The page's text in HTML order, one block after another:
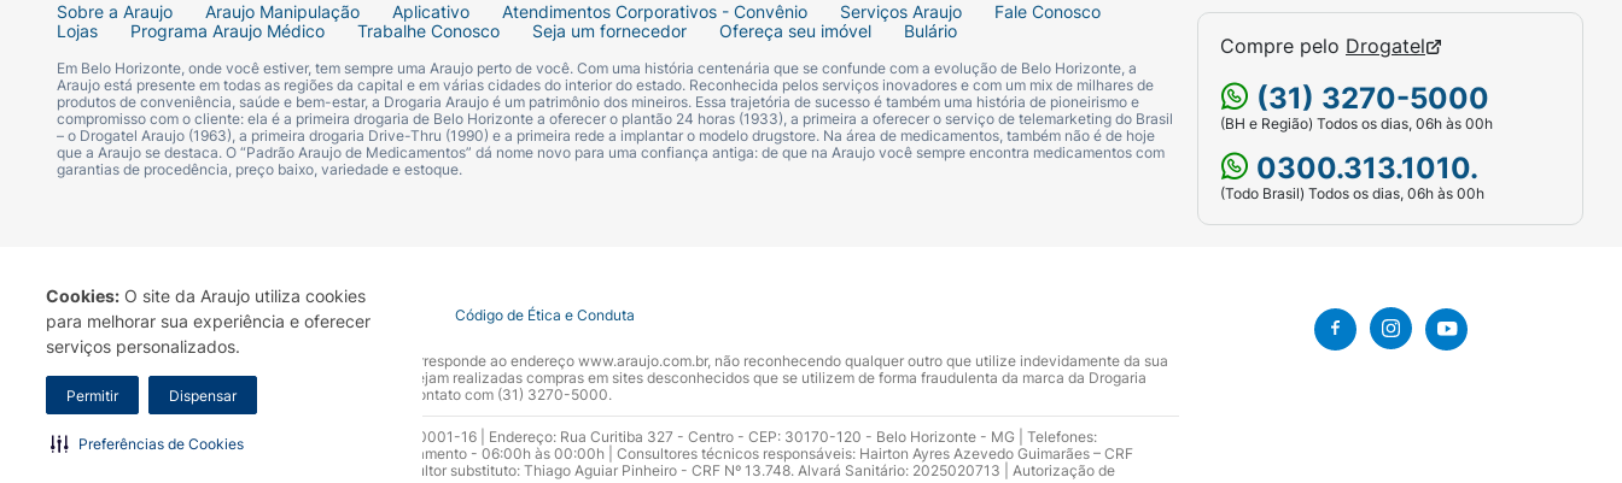
Cookies: O site da Araujo utiliza cookies
para melhorar sua experiência e oferecer
serviços personalizados.
Permitir Dispensar
Preferências de Cookies
Sobre a Araujo Araujo Manipulação Aplicativo Atendimentos Corporativos - Convênio Serviços Araujo
Fale Conosco
Lojas
Programa Araujo Médico Trabalhe Conosco Seja um fornecedor Ofereça seu imóvel Bulário
Em Belo Horizonte, onde você estiver, tem sempre uma Araujo perto de você. Com uma história centenária que se confunde com a evolução de Belo Horizonte, a
Araujo está presente em todas as regiões da capital e em várias cidades do interior do estado. Reconhecida pelos serviços inovadores e com um mix de milhares de
produtos de conveniência, saúde e bem-estar, a Drogaria Araujo é um patrimônio dos mineiros. Essa trajetória de sucesso é também uma história de pioneirismo e
compromisso com o cliente: ela é a primeira drogaria de Belo Horizonte a oferecer o plantão 24 horas (1933), a primeira a oferecer o serviço de telemarketing do Brasil
– o Drogatel Araujo (1963), a primeira drogaria Drive-Thru (1990) e a primeira rede a implantar o modelo drugstore. Na área de medicamentos, também não é de hoje
que a Araujo se destaca. O “Padrão Araujo de Medicamentos” dá nome novo para uma confiança antiga: de que na Araujo você sempre encontra medicamentos com
garantias de procedência, preço baixo, variedade e estoque.
Compre pelo Drogatel
(31) 3270-5000
(BH e Região) Todos os dias, 06h às 00h
0300.313.1010.
(Todo Brasil) Todos os dias, 06h às 00h
Termo de Uso Portal da Privacidade Covid-19 Código de Ética e Conduta
A Drogaria Araujo S/A informa que o seu site oficial corresponde ao endereço www.araujo.com.br, não reconhecendo qualquer outro que utilize indevidamente da sua
marca. Para sua segurança recomendamos que não sejam realizadas compras em sites desconhecidos que se utilizem de forma fraudulenta da marca da Drogaria
Araujo S.A. Em caso de dúvidas, gentileza entrar em contato com (31) 3270-5000.
Razão Social: Drogaria Araujo S.A | CNPJ: 17.256.512.0001-16 | Endereço: Rua Curitiba 327 - Centro - CEP: 30170-120 - Belo Horizonte - MG | Telefones:
0300.313.1010 e (31) 3270-5000 Horário de funcionamento - 06:00h às 00:00h | Consultores técnicos responsáveis: Hairton Ayres Azevedo Guimarães – CRF
10.965 | Yasmin Silva Alvarenga – CRF 52.584 - Consultor substituto: Thiago Aguiar Pinheiro - CRF Nº 13.748. Alvará Sanitário: 2025020713 | Autorização de